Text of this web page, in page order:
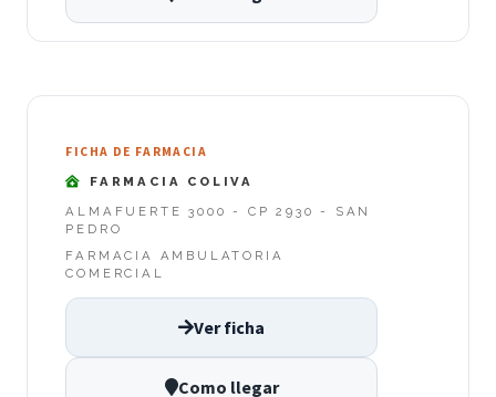
FICHA DE FARMACIA
FARMACIA COLIVA
ALMAFUERTE 3000 - CP 2930 - SAN
PEDRO
FARMACIA AMBULATORIA
COMERCIAL
Ver ficha
Como llegar